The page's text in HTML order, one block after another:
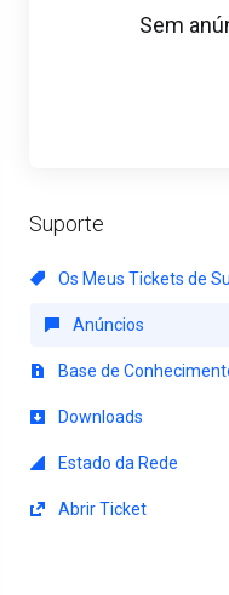
Suporte
Os Meus Tickets de
Anúncios
Base de
Downloads
Estado da Rede
Abrir Ticket
Sem